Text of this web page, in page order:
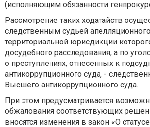
(исполняющим обязанности
Рассмотрение таких ходатайств
следственным судьей
территориальной юрисдикции
досудебного расследования, а по
о преступлениях, отнесенных к
антикоррупционного суда, -
Высшего антикоррупционного суда.
При этом предусматривается
обжалования соответствующих
вносятся изменения в закон «О